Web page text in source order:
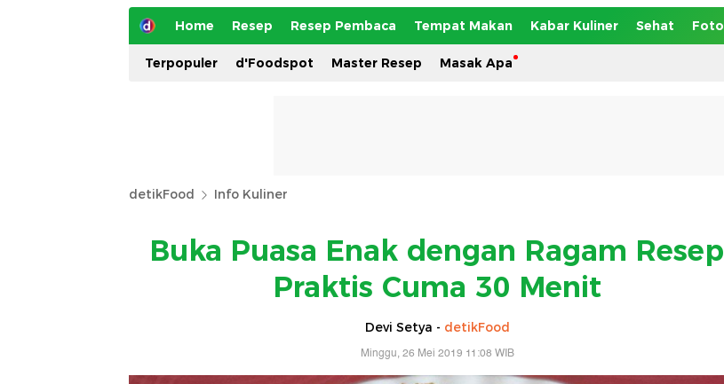
Home Resep Resep Pembaca Tempat Makan Kabar Kuliner Sehat Foto
Terpopuler d'Foodspot Master Resep Masak Apa
detikFood Info Kuliner
Buka Puasa Enak dengan Ragam Resep
Praktis Cuma 30 Menit
Devi Setya - detikFood
Minggu, 26 Mei 2019 11:08 WIB